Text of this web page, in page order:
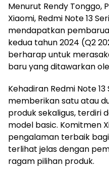
Menurut Rendy Tonggo,
Xiaomi, Redmi Note 13
mendapatkan
kedua tahun 2024 (Q2
berharap untuk
baru yang ditawarkan
Kehadiran Redmi Note
memberikan satu atau
produk sekaligus, terdiri
model basic. Komitmen
pengalaman terbaik
terlihat jelas dengan
ragam pilihan produk.